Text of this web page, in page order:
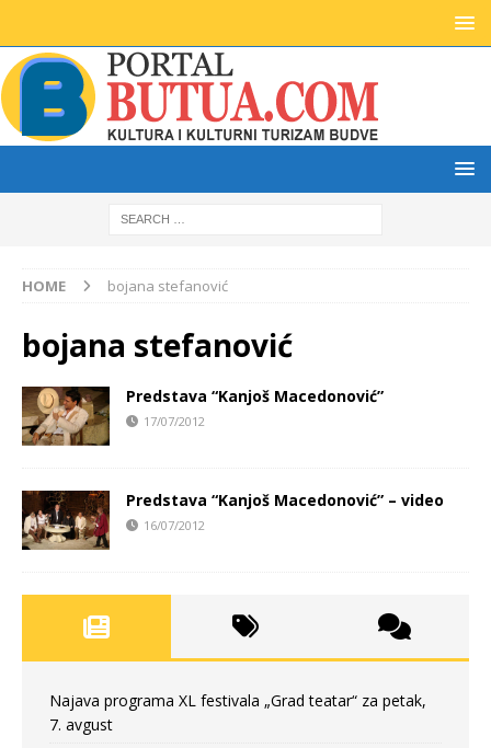
HOME bojana stefanović
bojana stefanović
Predstava “Kanjoš Macedonović”
17/07/2012
Predstava “Kanjoš Macedonović” – video
16/07/2012
Najava programa XL festivala „Grad teatar“ za petak,
7. avgust